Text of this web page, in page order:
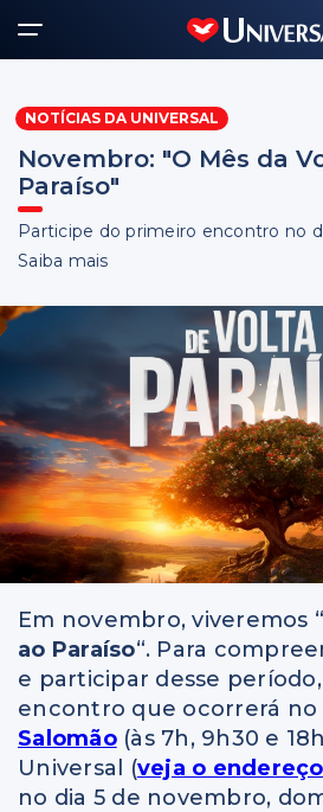
NOTÍCIAS DA UNIVERSAL
Novembro: "O Mês da
Paraíso"
Participe do primeiro encontro no
Saiba mais
Em novembro, viveremos “
ao Paraíso“. Para
e participar desse
encontro que ocorrerá no
Salomão(às 7h, 9h30 e
Universal (veja o
no dia 5 de novembro,